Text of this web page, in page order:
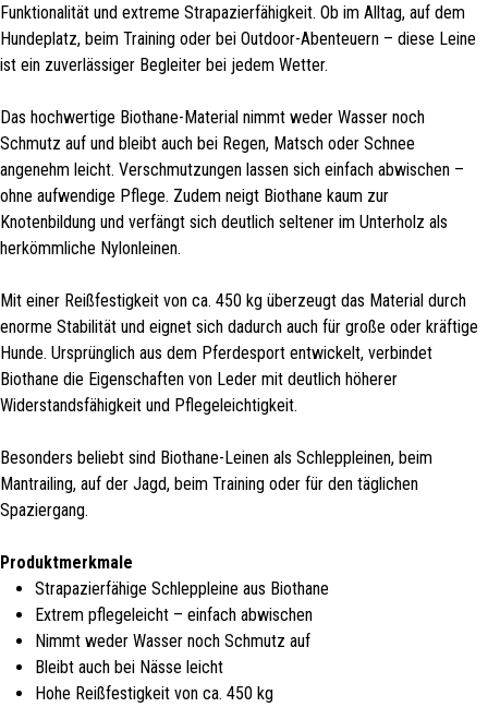
Funktionalität und extreme Strapazierfähigkeit. Ob im Alltag, auf dem
Hundeplatz, beim Training oder bei Outdoor-Abenteuern – diese Leine
ist ein zuverlässiger Begleiter bei jedem Wetter.
Das hochwertige Biothane-Material nimmt weder Wasser noch
Schmutz auf und bleibt auch bei Regen, Matsch oder Schnee
angenehm leicht. Verschmutzungen lassen sich einfach abwischen –
ohne aufwendige Pflege. Zudem neigt Biothane kaum zur
Knotenbildung und verfängt sich deutlich seltener im Unterholz als
herkömmliche Nylonleinen.
Mit einer Reißfestigkeit von ca. 450 kg überzeugt das Material durch
enorme Stabilität und eignet sich dadurch auch für große oder kräftige
Hunde. Ursprünglich aus dem Pferdesport entwickelt, verbindet
Biothane die Eigenschaften von Leder mit deutlich höherer
Widerstandsfähigkeit und Pflegeleichtigkeit.
Besonders beliebt sind Biothane-Leinen als Schleppleinen, beim
Mantrailing, auf der Jagd, beim Training oder für den täglichen
Spaziergang.
Produktmerkmale
Strapazierfähige Schleppleine aus Biothane
Extrem pflegeleicht – einfach abwischen
Nimmt weder Wasser noch Schmutz auf
Bleibt auch bei Nässe leicht
Hohe Reißfestigkeit von ca. 450 kg